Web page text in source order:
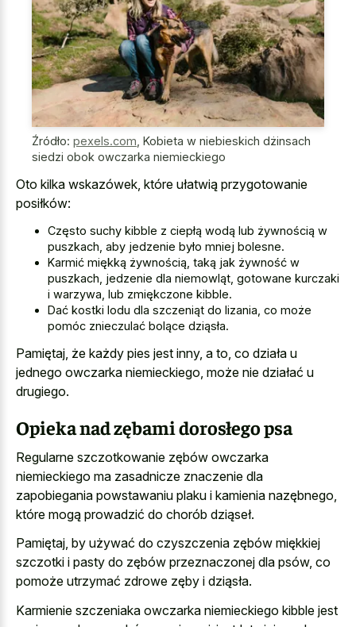
Źródło: pexels.com Kobieta w niebieskich dżinsach
siedzi obok owczarka niemieckiego
Oto kilka wskazówek, które ułatwią przygotowanie
posiłków:
Często suchy kibble z ciepłą wodą lub żywnością w
puszkach, aby jedzenie było mniej bolesne.
Karmić miękką żywnością, taką jak żywność w
puszkach, jedzenie dla niemowląt, gotowane kurczaki
i warzywa, lub zmiękczone kibble.
Dać kostki lodu dla szczeniąt do lizania, co może
pomóc znieczulać bolące dziąsła.
Pamiętaj, że każdy pies jest inny, a to, co działa u
jednego owczarka niemieckiego, może nie działać u
drugiego.
Opieka nad zębami dorosłego psa
Regularne szczotkowanie zębów owczarka
niemieckiego ma zasadnicze znaczenie dla
zapobiegania powstawaniu plaku i kamienia nazębnego,
które mogą prowadzić do chorób dziąseł.
Pamiętaj, by używać do czyszczenia zębów miękkiej
szczotki i pasty do zębów przeznaczonej dla psów, co
pomoże utrzymać zdrowe zęby i dziąsła.
Karmienie szczeniaka owczarka niemieckiego kibble jest